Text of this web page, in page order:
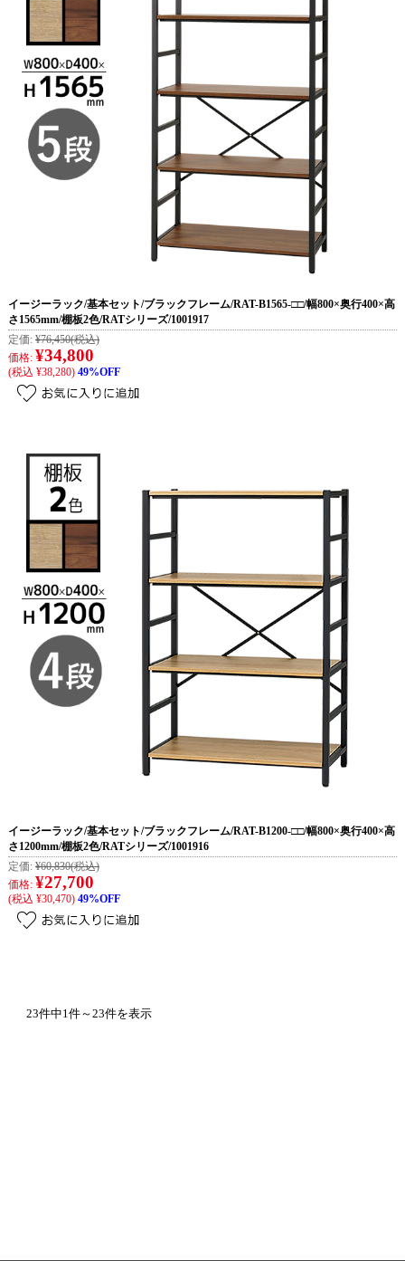
イージーラック/基本セット/ブラックフレーム/RAT-B1565-□□/幅800×奥行400×高
さ1565mm/棚板2色/RATシリーズ/1001917
定価: ¥76,450(税込)
価格: ¥34,800
(税込 ¥38,280) 49%OFF
イージーラック/基本セット/ブラックフレーム/RAT-B1200-□□/幅800×奥行400×高
さ1200mm/棚板2色/RATシリーズ/1001916
定価: ¥60,830(税込)
価格: ¥27,700
(税込 ¥30,470) 49%OFF
23件中1件～23件を表示